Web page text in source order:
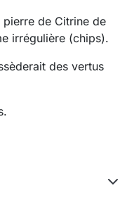
de Citrine de
irrégulière (chips).
des vertus